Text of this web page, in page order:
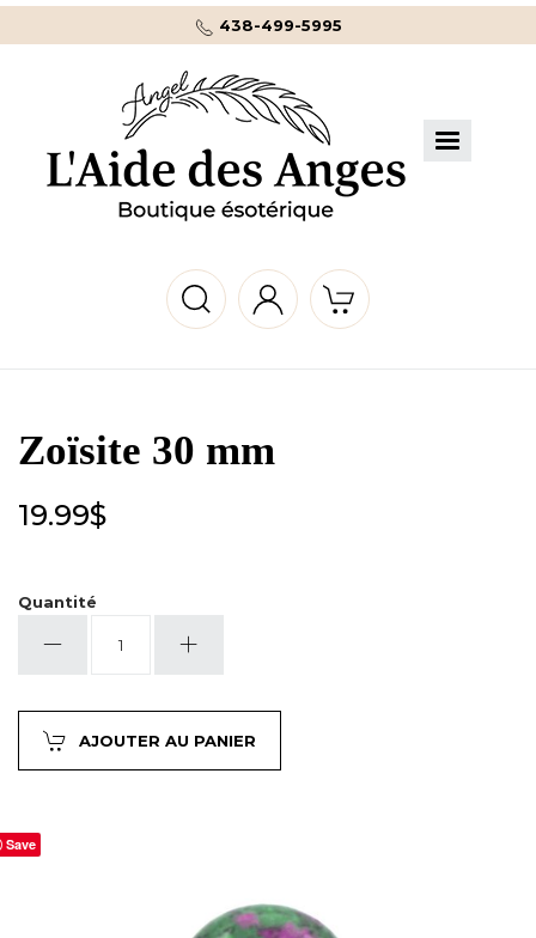
438-499-5995
Save
Zoïsite 30 mm
19.99$
Quantité
mm
AJOUTER AU PANIER